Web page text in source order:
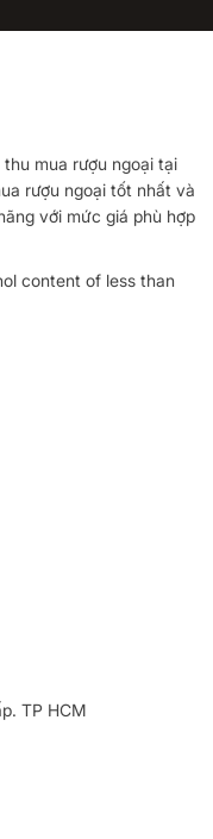
mua rượu ngoại tại
rượu ngoại tốt nhất và
với mức giá phù hợp
content of less than
TP HCM